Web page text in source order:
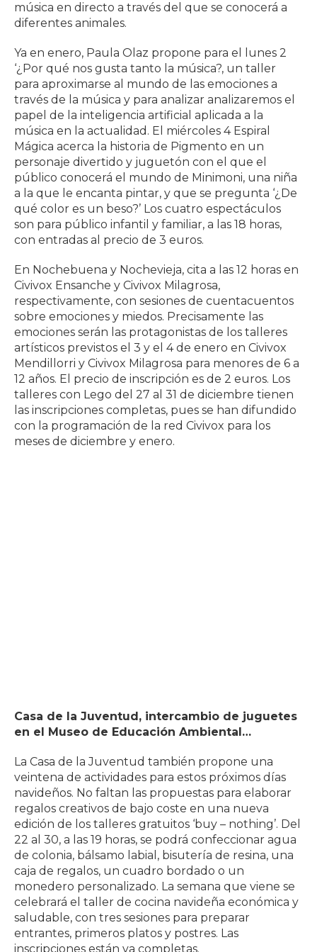
música en directo a través del que se conocerá a
diferentes animales.
Ya en enero, Paula Olaz propone para el lunes 2
‘¿Por qué nos gusta tanto la música?, un taller
para aproximarse al mundo de las emociones a
través de la música y para analizar analizaremos el
papel de la inteligencia artificial aplicada a la
música en la actualidad. El miércoles 4 Espiral
Mágica acerca la historia de Pigmento en un
personaje divertido y juguetón con el que el
público conocerá el mundo de Minimoni, una niña
a la que le encanta pintar, y que se pregunta ‘¿De
qué color es un beso?’ Los cuatro espectáculos
son para público infantil y familiar, a las 18 horas,
con entradas al precio de 3 euros.
En Nochebuena y Nochevieja, cita a las 12 horas en
Civivox Ensanche y Civivox Milagrosa,
respectivamente, con sesiones de cuentacuentos
sobre emociones y miedos. Precisamente las
emociones serán las protagonistas de los talleres
artísticos previstos el 3 y el 4 de enero en Civivox
Mendillorri y Civivox Milagrosa para menores de 6 a
12 años. El precio de inscripción es de 2 euros. Los
talleres con Lego del 27 al 31 de diciembre tienen
las inscripciones completas, pues se han difundido
con la programación de la red Civivox para los
meses de diciembre y enero.
Casa de la Juventud, intercambio de juguetes
en el Museo de Educación Ambiental…
La Casa de la Juventud también propone una
veintena de actividades para estos próximos días
navideños. No faltan las propuestas para elaborar
regalos creativos de bajo coste en una nueva
edición de los talleres gratuitos ‘buy – nothing’. Del
22 al 30, a las 19 horas, se podrá confeccionar agua
de colonia, bálsamo labial, bisutería de resina, una
caja de regalos, un cuadro bordado o un
monedero personalizado. La semana que viene se
celebrará el taller de cocina navideña económica y
saludable, con tres sesiones para preparar
entrantes, primeros platos y postres. Las
inscripciones están ya completas.